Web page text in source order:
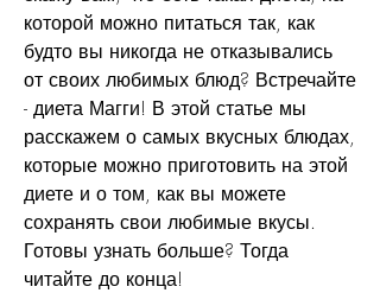
которой можно питаться так, как
будто вы никогда не отказывались
от своих любимых блюд? Встречайте
- диета Магги! В этой статье мы
расскажем о самых вкусных блюдах,
которые можно приготовить на этой
диете и о том, как вы можете
сохранять свои любимые вкусы.
Готовы узнать больше? Тогда
читайте до конца!